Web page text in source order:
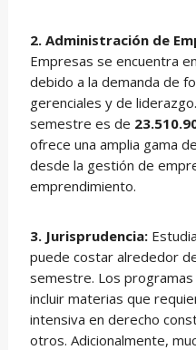
2. Administración de
Empresas se encuentra
debido a la demanda de
gerenciales y de
semestre es de
ofrece una amplia gama
desde la gestión de
emprendimiento.
3. Jurisprudencia:
puede costar alrededor
semestre. Los programas
incluir materias que
intensiva en derecho
otros. Adicionalmente,